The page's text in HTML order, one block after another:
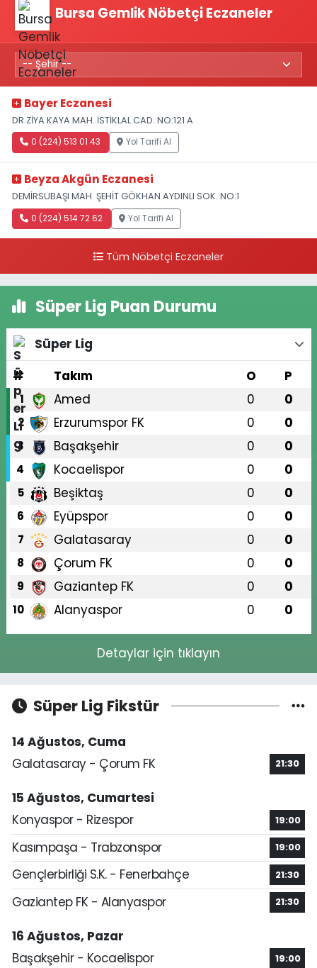
Bursa Gemlik Nöbetçi Eczaneler
Bayer Eczanesi
DR.ZİYA KAYA MAH. İSTİKLAL CAD. NO:121 A
0 (224) 513 01 43 Yol Tarifi Al
Beyza Akgün Eczanesi
DEMİRSUBAŞI MAH. ŞEHİT GÖKHAN AYDINLI SOK. NO:1
0 (224) 514 72 62 Yol Tarifi Al
Tüm Nöbetçi Eczaneler
Süper Lig Puan Durumu
Süper Lig
#
Takım O P
1 Amed 0 0
2 Erzurumspor FK 0 0
3 Başakşehir 0 0
4 Kocaelispor 0 0
5 Beşiktaş 0 0
6 Eyüpspor 0 0
7 Galatasaray 0 0
8 Çorum FK 0 0
9 Gaziantep FK 0 0
10 Alanyaspor 0 0
Detaylar için tıklayın
Süper Lig Fikstür
14 Ağustos, Cuma
Galatasaray - Çorum FK
21:30
15 Ağustos, Cumartesi
Konyaspor - Rizespor
19:00
Kasımpaşa - Trabzonspor 19:00
Gençlerbirliği S.K. - Fenerbahçe 21:30
Gaziantep FK - Alanyaspor 21:30
16 Ağustos, Pazar
Başakşehir - Kocaelispor
19:00